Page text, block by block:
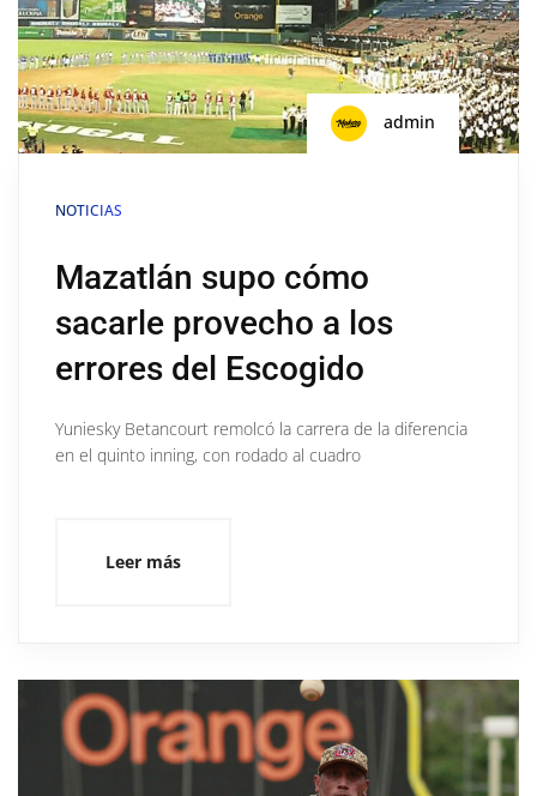
admin
NOTICIAS
Mazatlán supo cómo
sacarle provecho a los
errores del Escogido
Yuniesky Betancourt remolcó la carrera de la diferencia
en el quinto inning, con rodado al cuadro
Leer más